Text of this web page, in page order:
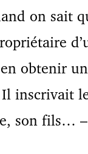
on sait
obtenir
inscrivait
son fils…